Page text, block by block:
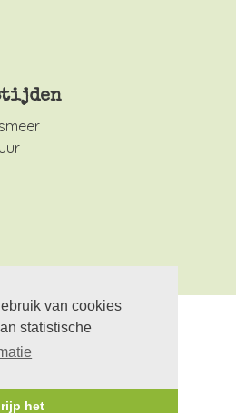
van cookies
statistische
het
Aalsmeer © 2026
voorwaarden